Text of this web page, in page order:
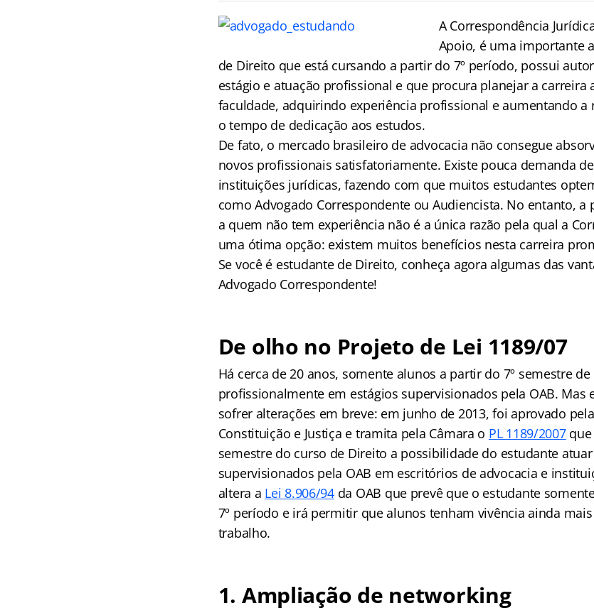
A Correspondência
Apoio, é uma importante
de Direito que está cursando a partir do 7º período, possui
estágio e atuação profissional e que procura planejar a carreira
faculdade, adquirindo experiência profissional e aumentando a
o tempo de dedicação aos estudos.
De fato, o mercado brasileiro de advocacia não consegue
novos profissionais satisfatoriamente. Existe pouca demanda
instituições jurídicas, fazendo com que muitos estudantes
como Advogado Correspondente ou Audiencista. No entanto, a
a quem não tem experiência não é a única razão pela qual a
uma ótima opção: existem muitos benefícios nesta carreira
Se você é estudante de Direito, conheça agora algumas das
Advogado Correspondente!
De olho no Projeto de Lei 1189/07
Há cerca de 20 anos, somente alunos a partir do 7º semestre
profissionalmente em estágios supervisionados pela OAB. Mas
sofrer alterações em breve: em junho de 2013, foi aprovado
Constituição e Justiça e tramita pela Câmara o PL 1189/2007que
semestre do curso de Direito a possibilidade do estudante
supervisionados pela OAB em escritórios de advocacia e
altera a Lei 8.906/94da OAB que prevê que o estudante
7º período e irá permitir que alunos tenham vivência ainda
trabalho.
1. Ampliação de networking